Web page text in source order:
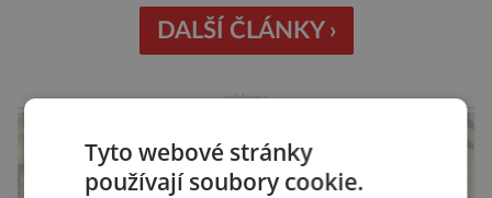
„lasice“ je odhodlána bránit svou kořist.
Nedosahují nijak impozantní velikosti, jde spíše
a […]
DALŠÍ ČLÁNKY ›
reklama
Tyto webové stránky
používají soubory cookie.